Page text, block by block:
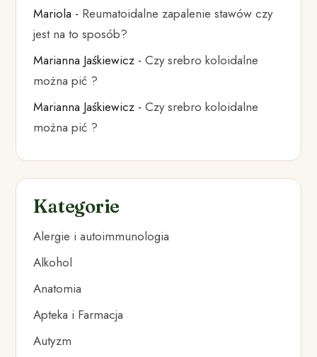
Mariola - Reumatoidalne zapalenie stawów czy
jest na to sposób?
Marianna Jaśkiewicz -Czy srebro koloidalne
można pić ?
Marianna Jaśkiewicz -Czy srebro koloidalne
można pić ?
Kategorie
Alergie i autoimmunologia
Alkohol
Anatomia
Apteka i Farmacja
Autyzm